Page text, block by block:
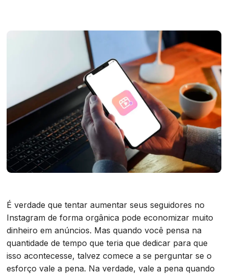
É verdade que tentar aumentar seus seguidores no
Instagram de forma orgânica pode economizar muito
dinheiro em anúncios. Mas quando você pensa na
quantidade de tempo que teria que dedicar para que
isso acontecesse, talvez comece a se perguntar se o
esforço vale a pena. Na verdade, vale a pena quando